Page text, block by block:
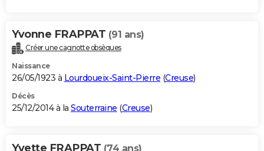
Yvonne FRAPPAT (91 ans)
Créer une cagnotte obsèques
Naissance
26/05/1923 à Lourdoueix-Saint-Pierre (Creuse)
Décès
25/12/2014 à la Souterraine (Creuse)
Yvette FRAPPAT (74 ans)